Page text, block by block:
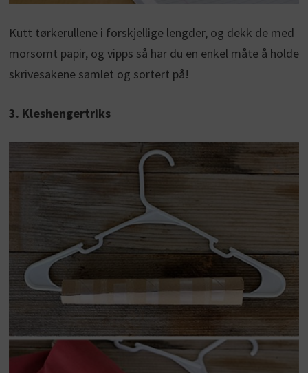
Kutt tørkerullene i forskjellige lengder, og dekk de med
morsomt papir, og vipps så har du en enkel måte å holde
skrivesakene samlet og sortert på!
3. Kleshengertriks